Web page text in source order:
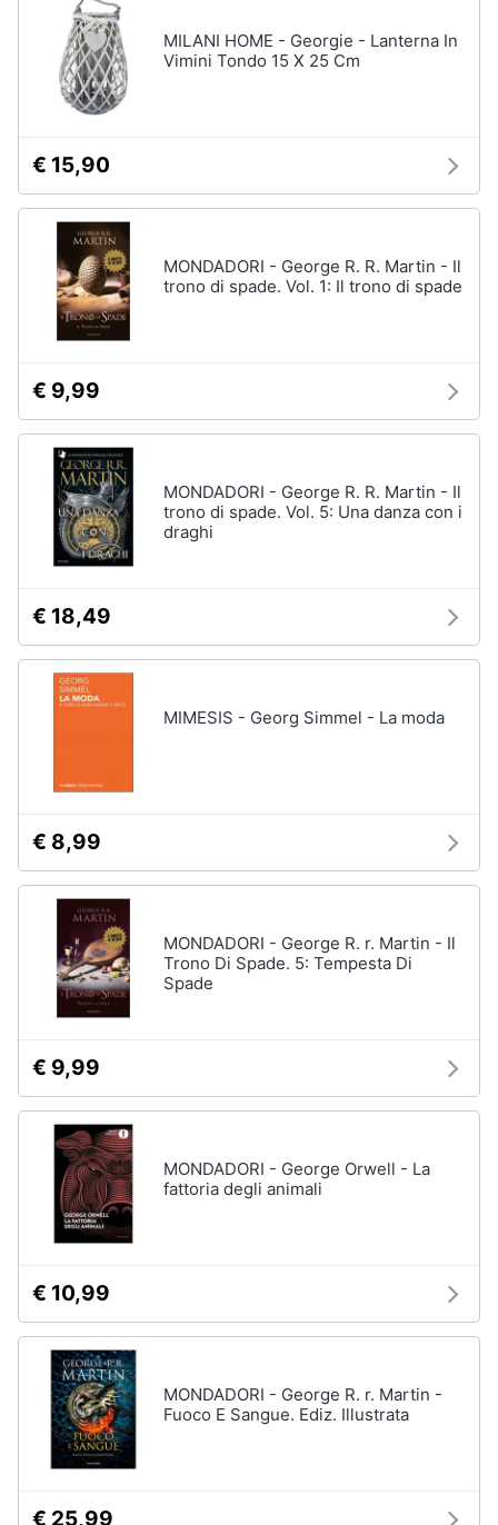
MILANI HOME - Georgie - Lanterna In
Vimini Tondo 15 X 25 Cm
€ 15,90
MONDADORI - George R. R. Martin - Il
trono di spade. Vol. 1: Il trono di spade
€ 9,99
MONDADORI - George R. R. Martin - Il
trono di spade. Vol. 5: Una danza con i
draghi
€ 18,49
MIMESIS - Georg Simmel - La moda
€ 8,99
MONDADORI - George R. r. Martin - Il
Trono Di Spade. 5: Tempesta Di
Spade
€ 9,99
MONDADORI - George Orwell - La
fattoria degli animali
€ 10,99
MONDADORI - George R. r. Martin -
Fuoco E Sangue. Ediz. Illustrata
€ 25,99